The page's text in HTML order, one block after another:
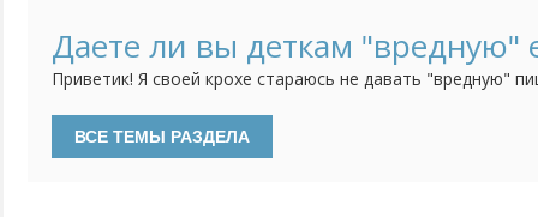
молоке, ооочень редко может соизволить покушать, да
вообще не в какую, творог - тоже самое. Я понимаю, что
Даете ли вы деткам "вредную"
Приветик! Я своей крохе стараюсь не давать "вредную"
"добра" наесться))) А вот, моя подруга, у нее девочка на
ей в 6 мес. малину давала, в год ребенок спокойно ел лук